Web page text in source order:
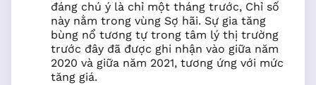
đáng chú ý là chỉ một tháng trước, Chỉ số
này nằm trong vùng Sợ hãi. Sự gia tăng
bùng nổ tương tự trong tâm lý thị trường
trước đây đã được ghi nhận vào giữa năm
2020 và giữa năm 2021, tương ứng với mức
tăng giá.